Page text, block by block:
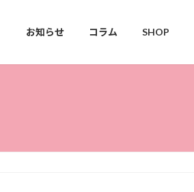
お知らせ コラム SHOP